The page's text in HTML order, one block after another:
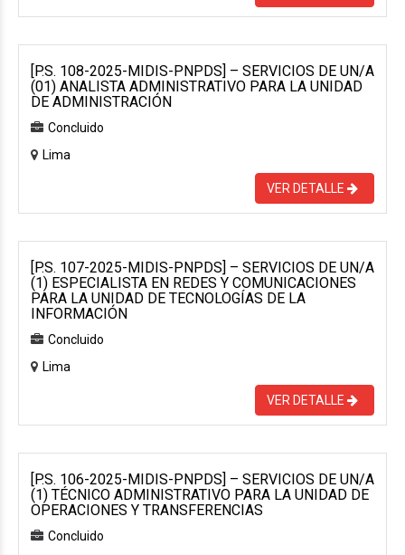
[P.S. 108-2025-MIDIS-PNPDS] – SERVICIOS DE UN/A
(01) ANALISTA ADMINISTRATIVO PARA LA UNIDAD
DE ADMINISTRACIÓN
Concluido
Lima
VER DETALLE
[P.S. 107-2025-MIDIS-PNPDS] – SERVICIOS DE UN/A
(1) ESPECIALISTA EN REDES Y COMUNICACIONES
PARA LA UNIDAD DE TECNOLOGÍAS DE LA
INFORMACIÓN
Concluido
Lima
VER DETALLE
[P.S. 106-2025-MIDIS-PNPDS] – SERVICIOS DE UN/A
(1) TÉCNICO ADMINISTRATIVO PARA LA UNIDAD DE
OPERACIONES Y TRANSFERENCIAS
Concluido